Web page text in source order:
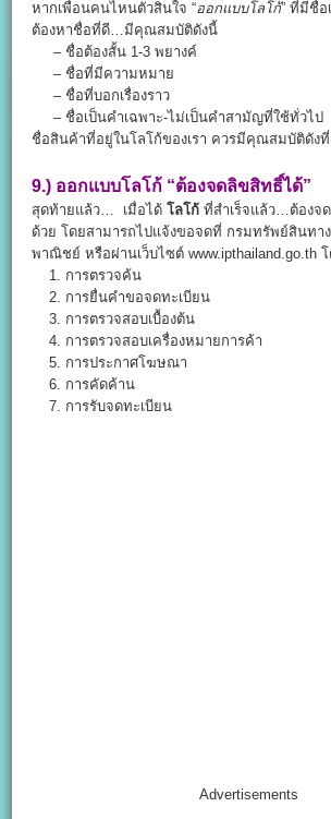
หากเพื่อนคนไหนตัวสินใจ “ ออกแบบโลโก้ ” ที่มีชื่
ต้องหาชื่อที่ดี…มีคุณสมบัติดังนี้
– ชื่อต้องสั้น 1-3 พยางค์
– ชื่อที่มีความหมาย
– ชื่อที่บอกเรื่องราว
– ชื่อเป็นคำเฉพาะ-ไม่เป็นคำสามัญที่ใช้ทั่วไป
ชื่อสินค้าที่อยู่ในโลโก้ของเรา ควรมีคุณสมบัติดัง
9.) ออกแบบโลโก้ “ต้องจดลิขสิทธิ์ได้”
สุดท้ายแล้ว… เมื่อได้ โลโก้ ที่สำเร็จแล้ว…ต้องจ
ด้วย โดยสามารถไปแจ้งขอจดที่ กรมทรัพย์สินทา
พาณิชย์ หรือผ่านเว็บไซต์ www.ipthailand.go.th
1. การตรวจค้น
2. การยื่นคำขอจดทะเบียน
3. การตรวจสอบเบื้องต้น
4. การตรวจสอบเครื่องหมายการค้า
5. การประกาศโฆษณา
6. การคัดค้าน
7. การรับจดทะเบียน
Advertisements